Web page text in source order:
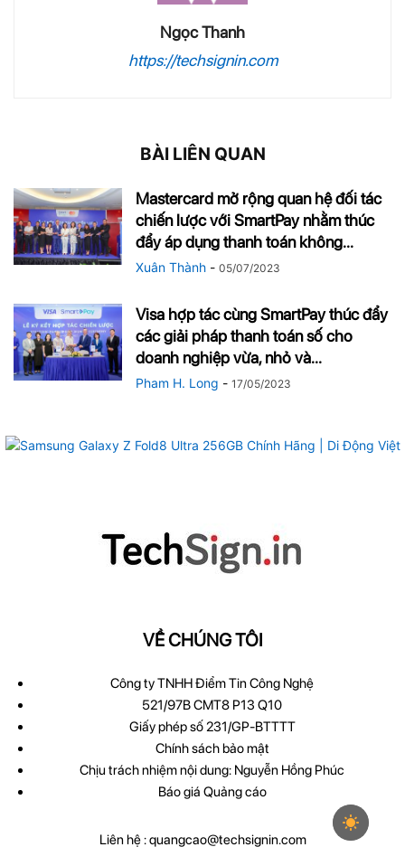
Ngọc Thanh
https://techsignin.com
BÀI LIÊN QUAN
Mastercard mở rộng quan hệ đối tác
chiến lược với SmartPay nhằm thúc
đẩy áp dụng thanh toán không...
Xuân Thành - 05/07/2023
Visa hợp tác cùng SmartPay thúc đẩy
các giải pháp thanh toán số cho
doanh nghiệp vừa, nhỏ và...
Pham H. Long - 17/05/2023
VỀ CHÚNG TÔI
Công ty TNHH Điểm Tin Công Nghệ
521/97B CMT8 P13 Q10
Giấy phép số 231/GP-BTTTT
Chính sách bảo mật
Chịu trách nhiệm nội dung: Nguyễn Hồng Phúc
Báo giá Quảng cáo
Liên hệ :quangcao@techsignin.com